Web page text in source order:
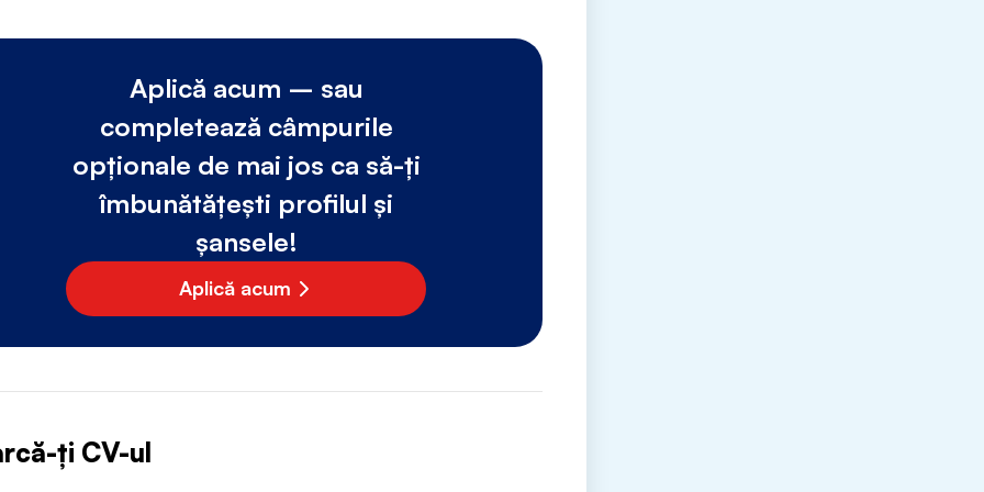
Aplică acum – sau
completează câmpurile
opționale de mai jos ca să-ți
îmbunătățești profilul și
șansele!
Aplică acum
ți CV-ul